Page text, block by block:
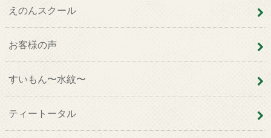
えのんスクール
お客様の声
すいもん〜水紋〜
ティートータル